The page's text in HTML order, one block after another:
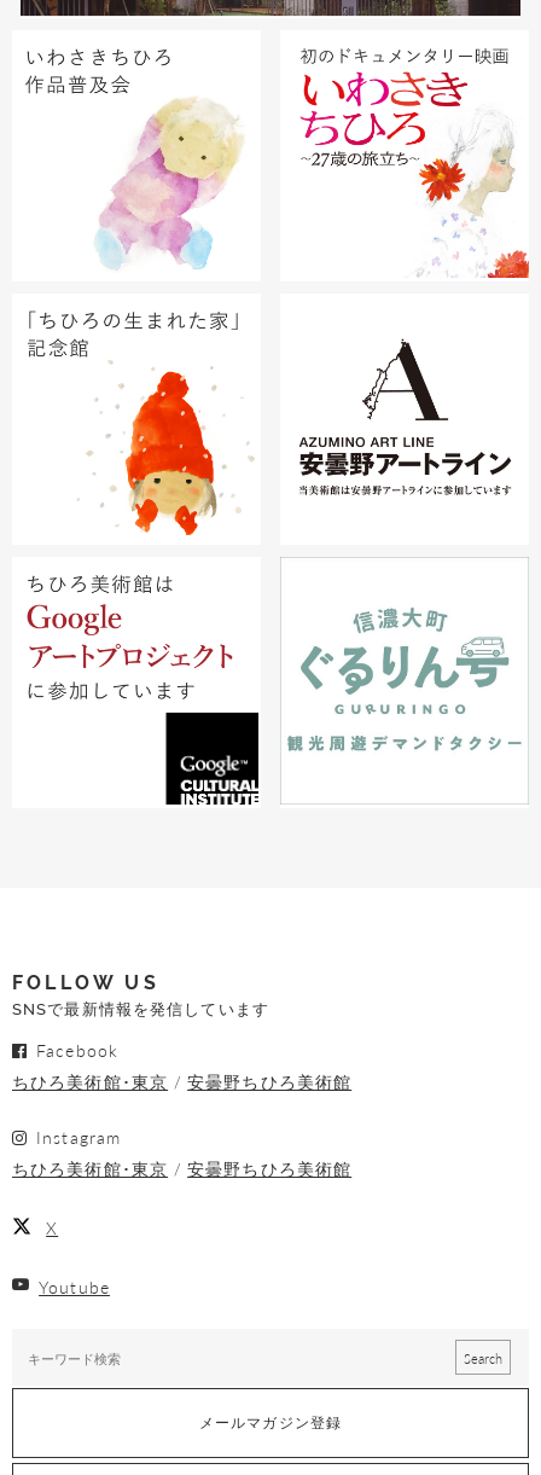
FOLLOW US
SNSで最新情報を発信しています
Facebook
ちひろ美術館･東京
安曇野ちひろ美術館
Instagram
ちひろ美術館･東京
安曇野ちひろ美術館
X
Youtube
メールマガジン登録